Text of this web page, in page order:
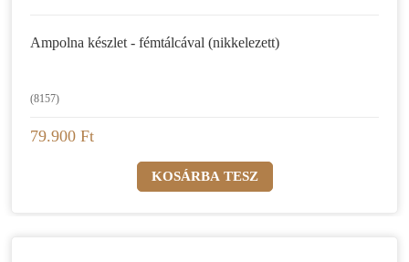
Ampolna készlet - fémtálcával (nikkelezett)
(8157)
79.900 Ft